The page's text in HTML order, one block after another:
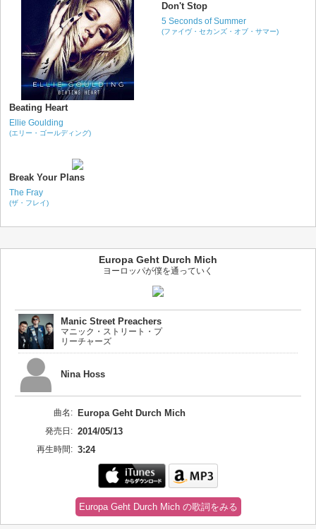
Beating Heart
Ellie Goulding
(エリー・ゴールディング)
Don't Stop
5 Seconds of Summer
(ファイヴ・セカンズ・オブ・サマー)
Break Your Plans
The Fray
(ザ・フレイ)
Europa Geht Durch Mich
ヨーロッパが僕を通っていく
Manic Street Preachers
マニック・ストリート・プ
リーチャーズ
Nina Hoss
曲名: Europa Geht Durch Mich
発売日: 2014/05/13
再生時間: 3:24
Europa Geht Durch Mich の歌詞をみる